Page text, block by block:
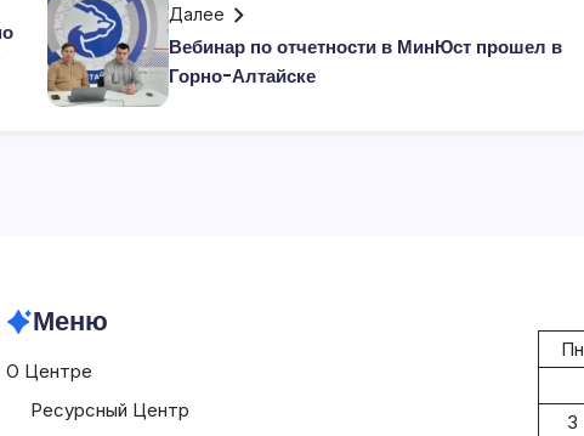
Далее
Вебинар по отчетности в МинЮст прошел в
Горно-Алтайске
Меню
О Центре
Ресурсный Центр
Пн
3